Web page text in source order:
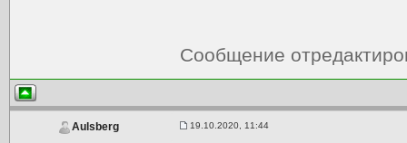
Сообщение
Aulsberg 19.10.2020, 11:44